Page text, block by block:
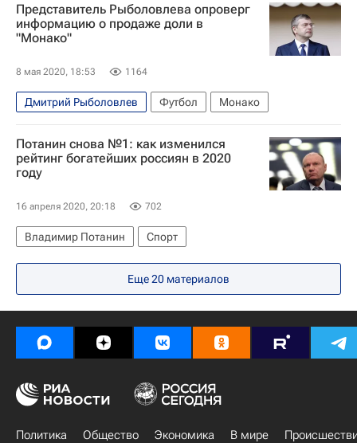
Казимир Малевич
Sotheby's
Винсент Ван Гог
Аукцион
Новости культуры
Представитель Рыболовлева опроверг
информацию о продаже доли в
"Монако"
8 мая 2020, 18:53 1164
Дмитрий Рыболовлев Футбол Монако
Потанин снова №1: как изменился
рейтинг богатейших россиян в 2020
году
16 апреля 2020, 20:18 702
Владимир Потанин Спорт
Еще20 материалов
Политика Общество Экономика В мире